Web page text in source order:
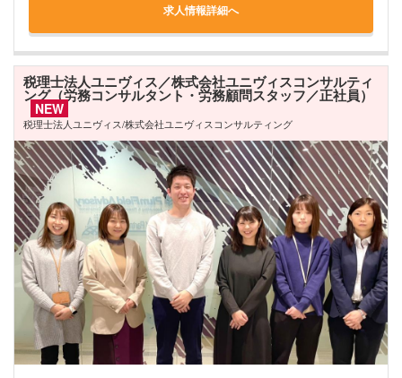
求人情報詳細へ
税理士法人ユニヴィス／株式会社ユニヴィスコンサルティ
ング（労務コンサルタント・労務顧問スタッフ／正社員）
NEW
税理士法人ユニヴィス/株式会社ユニヴィスコンサルティング